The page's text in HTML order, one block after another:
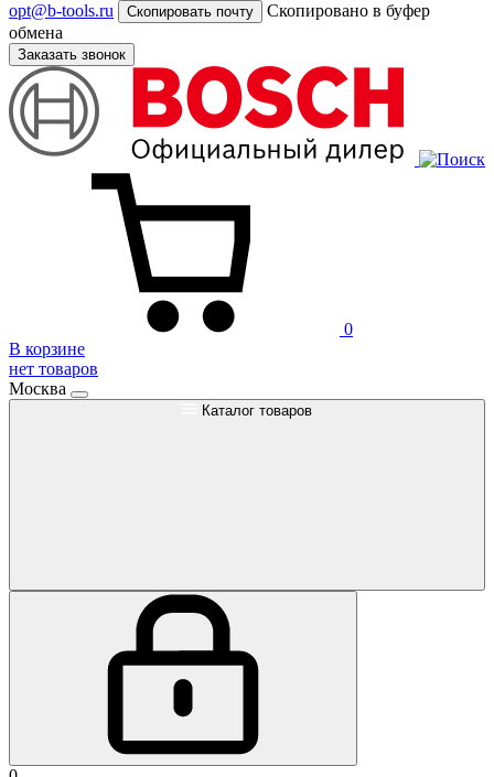
opt@b-tools.ru
Скопировать почту
Скопировано в буфер
обмена
Заказать звонок
0
В корзине
нет товаров
Москва
Каталог товаров